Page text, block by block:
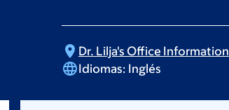
Dr. Lilja's Office Information
Idiomas: Inglés